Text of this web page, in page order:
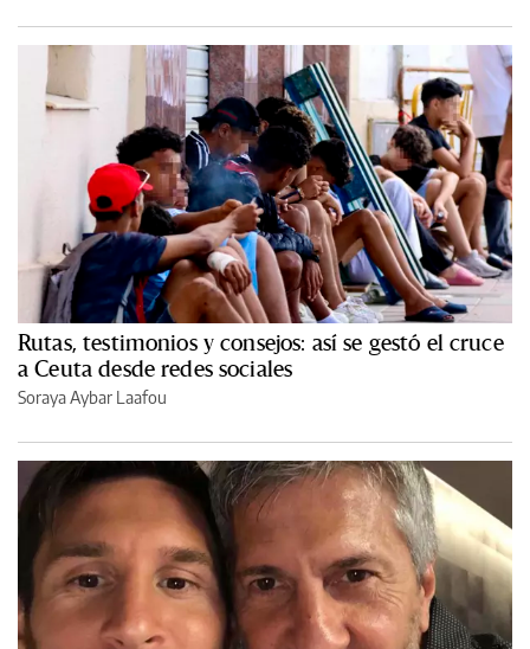
Rutas, testimonios y consejos: así se gestó el cruce
a Ceuta desde redes sociales
Soraya Aybar Laafou